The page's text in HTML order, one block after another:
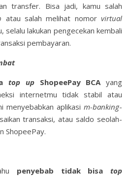
transfer. Bisa jadi, kamu salah
atau salah melihat nomor virtual
selalu lakukan pengecekan kembali
pembayaran.
top up ShopeePay BCAyang
internetmu tidak stabil atau
menyebabkan aplikasi m-banking-
transaksi, atau saldo seolah-
ShopeePay.
penyebab tidak bisa top